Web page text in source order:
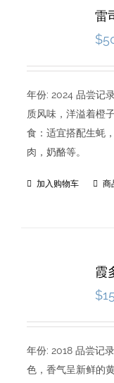
雷
$
年份: 2024 品尝记
质风味，洋溢着橙
食：适宜搭配生蚝
肉，奶酪等。
加入购物车 商
霞
$
年份: 2018 品尝记
色，香气呈新鲜的